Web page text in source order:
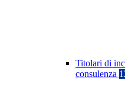
Titolari di
consulenza